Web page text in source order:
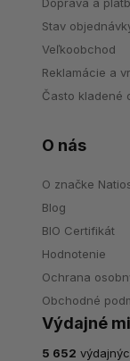
Stav
Veľkoobchod
Reklamácie a
Často kladené
O nás
O značke
Blog
BIO Certifikát
Hodnotenie
Ochrana
Obchodné
Výdajné
5 652